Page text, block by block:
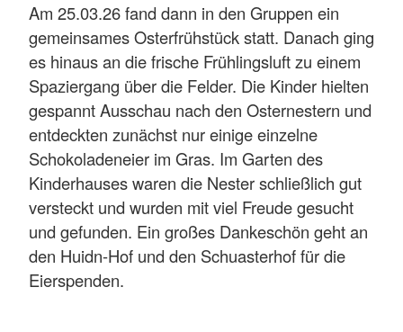
Am 25.03.26 fand dann in den Gruppen ein
gemeinsames Osterfrühstück statt. Danach ging
es hinaus an die frische Frühlingsluft zu einem
Spaziergang über die Felder. Die Kinder hielten
gespannt Ausschau nach den Osternestern und
entdeckten zunächst nur einige einzelne
Schokoladeneier im Gras. Im Garten des
Kinderhauses waren die Nester schließlich gut
versteckt und wurden mit viel Freude gesucht
und gefunden. Ein großes Dankeschön geht an
den Huidn-Hof und den Schuasterhof für die
Eierspenden.